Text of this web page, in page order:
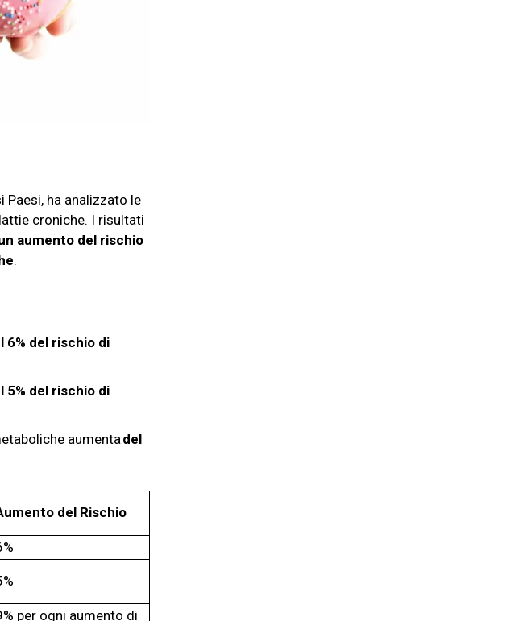
ha analizzato le
croniche. I risultati
aumento del rischio
.
6% del rischio di
5% del rischio di
aumentadel
del Rischio
per ogni aumento di